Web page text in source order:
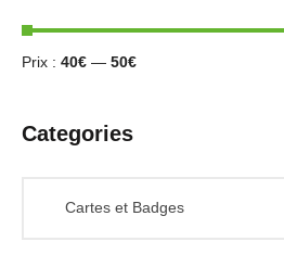
Prix : 40€ — 50€
Categories
Cartes et Badges